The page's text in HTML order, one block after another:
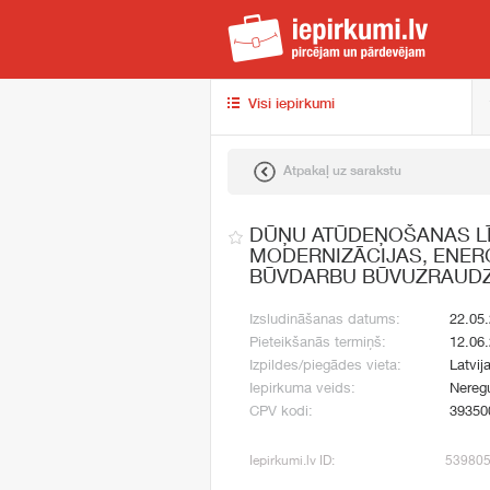
Visi iepirkumi
Atpakaļ uz sarakstu
DŪŅU ATŪDEŅOŠANAS
MODERNIZĀCIJAS,
BŪVDARBU
Izsludināšanas datums:
Pieteikšanās termiņš:
Izpildes/piegādes vieta:
Iepirkuma veids:
CPV kodi:
Iepirkumi.lv ID: